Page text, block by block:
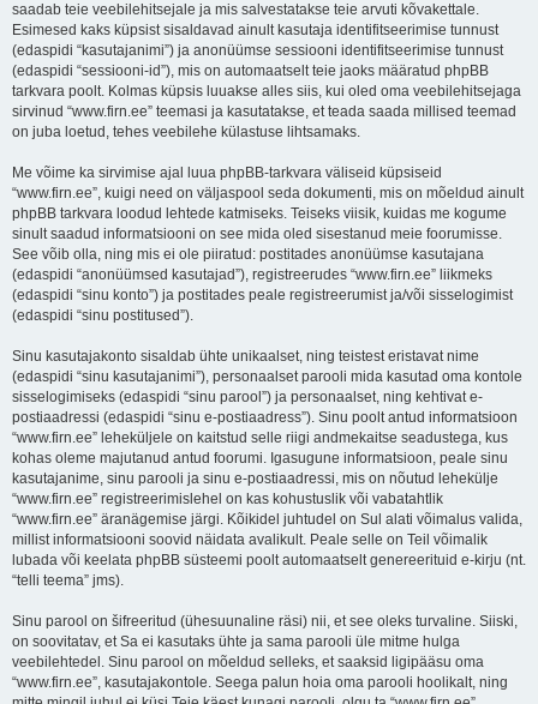
saadab teie veebilehitsejale ja mis salvestatakse teie arvuti kõvakettale.
Esimesed kaks küpsist sisaldavad ainult kasutaja identifitseerimise tunnust
(edaspidi “kasutajanimi”) ja anonüümse sessiooni identifitseerimise tunnust
(edaspidi “sessiooni-id”), mis on automaatselt teie jaoks määratud phpBB
tarkvara poolt. Kolmas küpsis luuakse alles siis, kui oled oma veebilehitsejaga
sirvinud “www.firn.ee” teemasi ja kasutatakse, et teada saada millised teemad
on juba loetud, tehes veebilehe külastuse lihtsamaks.
Me võime ka sirvimise ajal luua phpBB-tarkvara väliseid küpsiseid
“www.firn.ee”, kuigi need on väljaspool seda dokumenti, mis on mõeldud ainult
phpBB tarkvara loodud lehtede katmiseks. Teiseks viisik, kuidas me kogume
sinult saadud informatsiooni on see mida oled sisestanud meie foorumisse.
See võib olla, ning mis ei ole piiratud: postitades anonüümse kasutajana
(edaspidi “anonüümsed kasutajad”), registreerudes “www.firn.ee” liikmeks
(edaspidi “sinu konto”) ja postitades peale registreerumist ja/või sisselogimist
(edaspidi “sinu postitused”).
Sinu kasutajakonto sisaldab ühte unikaalset, ning teistest eristavat nime
(edaspidi “sinu kasutajanimi”), personaalset parooli mida kasutad oma kontole
sisselogimiseks (edaspidi “sinu parool”) ja personaalset, ning kehtivat e-
postiaadressi (edaspidi “sinu e-postiaadress”). Sinu poolt antud informatsioon
“www.firn.ee” leheküljele on kaitstud selle riigi andmekaitse seadustega, kus
kohas oleme majutanud antud foorumi. Igasugune informatsioon, peale sinu
kasutajanime, sinu parooli ja sinu e-postiaadressi, mis on nõutud lehekülje
“www.firn.ee” registreerimislehel on kas kohustuslik või vabatahtlik
“www.firn.ee” äranägemise järgi. Kõikidel juhtudel on Sul alati võimalus valida,
millist informatsiooni soovid näidata avalikult. Peale selle on Teil võimalik
lubada või keelata phpBB süsteemi poolt automaatselt genereerituid e-kirju (nt.
“telli teema” jms).
Sinu parool on šifreeritud (ühesuunaline räsi) nii, et see oleks turvaline. Siiski,
on soovitatav, et Sa ei kasutaks ühte ja sama parooli üle mitme hulga
veebilehtedel. Sinu parool on mõeldud selleks, et saaksid ligipääsu oma
“www.firn.ee”, kasutajakontole. Seega palun hoia oma parooli hoolikalt, ning